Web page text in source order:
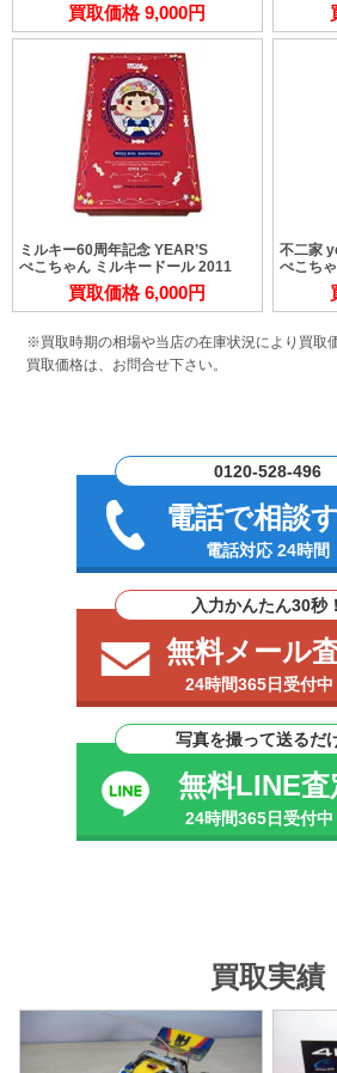
買取価格 9,000円
ミルキー60周年記念 YEAR’S
ぺこちゃん ミルキードール 2011
買取価格 6,000円
不二家
ぺこち
※買取時期の相場や当店の在庫状況により買取
買取価格は、お問合せ下さい。
0120-528-496
電話で相談
電話対応 24時間
入力かんたん30秒！
無料メール
24時間365日受付中
写真を撮って送るだ
無料LINE査
24時間365日受付中
買取実績